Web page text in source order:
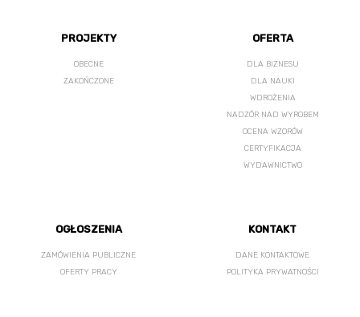
PROJEKTY
OBECNE
ZAKOŃCZONE
OFERTA
DLA BIZNESU
DLA NAUKI
WDROŻENIA
NADZÓR NAD WYROBEM
OCENA WZORÓW
CERTYFIKACJA
WYDAWNICTWO
OGŁOSZENIA
ZAMÓWIENIA PUBLICZNE
OFERTY PRACY
KONTAKT
DANE KONTAKTOWE
POLITYKA PRYWATNOŚCI